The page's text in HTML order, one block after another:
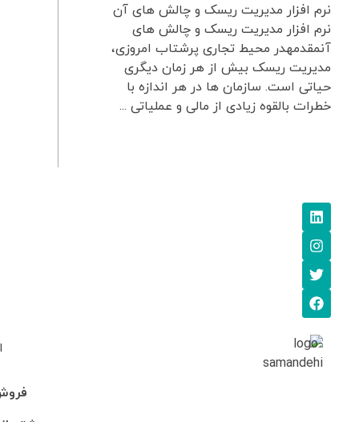
نرم افزار مدیریت ریسک و چالش های آن
نرم افزار مدیریت ریسک و چالش های
آنمقدمهدر محیط تجاری پرشتاب امروزی،
مدیریت ریسک بیش از هر زمان دیگری
حیاتی است. سازمان ها در هر اندازه با
خطرات بالقوه زیادی از مالی و عملیاتی ...
فروش: